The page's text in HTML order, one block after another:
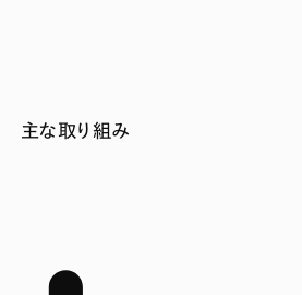
主な取り組み